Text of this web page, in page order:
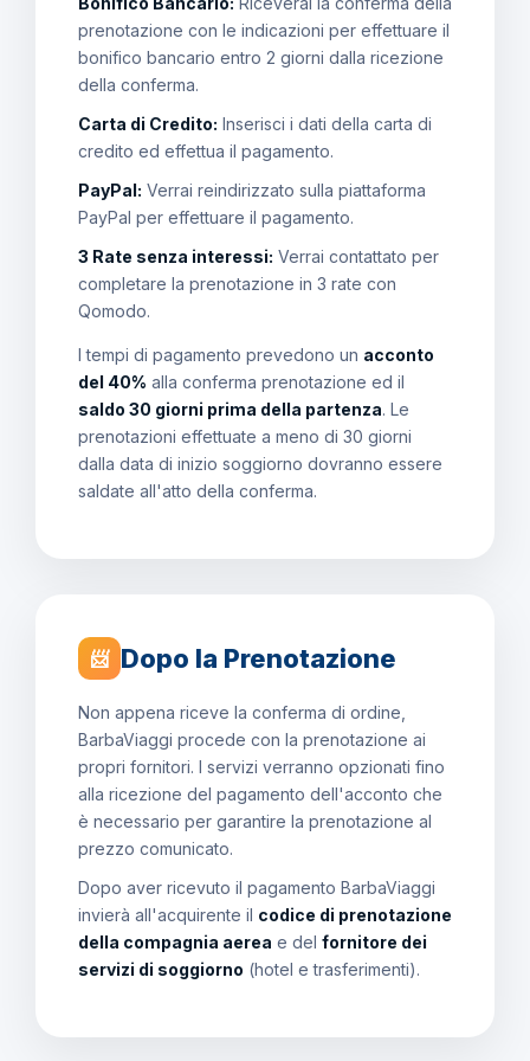
prenotazione con le indicazioni per effettuare il
bonifico bancario entro 2 giorni dalla ricezione
della conferma.
Carta di Credito: Inserisci i dati della carta di
credito ed effettua il pagamento.
PayPal: Verrai reindirizzato sulla piattaforma
PayPal per effettuare il pagamento.
3 Rate senza interessi: Verrai contattato per
completare la prenotazione in 3 rate con
Qomodo.
I tempi di pagamento prevedono un acconto
del 40% alla conferma prenotazione ed il
saldo 30 giorni prima della partenza. Le
prenotazioni effettuate a meno di 30 giorni
dalla data di inizio soggiorno dovranno essere
saldate all'atto della conferma.
📨 Dopo la Prenotazione
Non appena riceve la conferma di ordine,
BarbaViaggi procede con la prenotazione ai
propri fornitori. I servizi verranno opzionati fino
alla ricezione del pagamento dell'acconto che
è necessario per garantire la prenotazione al
prezzo comunicato.
Dopo aver ricevuto il pagamento BarbaViaggi
invierà all'acquirente il codice di prenotazione
della compagnia aerea e del fornitore dei
servizi di soggiorno (hotel e trasferimenti).